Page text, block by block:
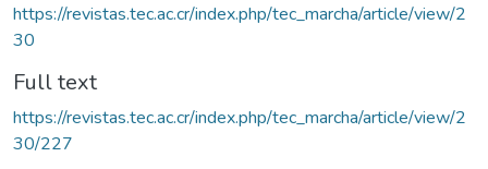
https://revistas.tec.ac.cr/index.php/tec_marcha/article/view/2
30
Full text
https://revistas.tec.ac.cr/index.php/tec_marcha/article/view/2
30/227